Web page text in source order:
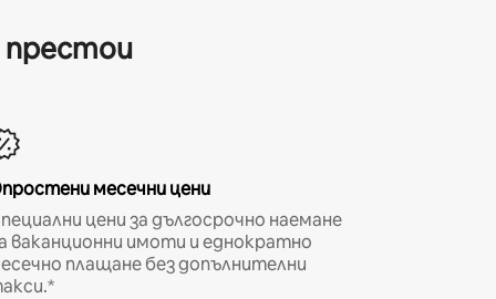
престои
месечни цени
цени за дългосрочно наемане
ваканционни имоти и еднократно
плащане без допълнителни